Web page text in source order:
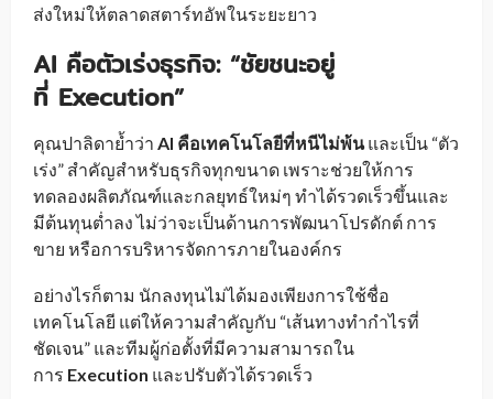
ส่งใหม่ให้ตลาดสตาร์ทอัพในระยะยาว
AI คือตัวเร่งธุรกิจ: “ชัยชนะอยู่
ที่ Execution”
คุณปาลิดาย้ำว่า AI คือเทคโนโลยีที่หนีไม่พ้นและเป็น “ตัว
เร่ง” สำคัญสำหรับธุรกิจทุกขนาด เพราะช่วยให้การ
ทดลองผลิตภัณฑ์และกลยุทธ์ใหม่ๆ ทำได้รวดเร็วขึ้นและ
มีต้นทุนต่ำลง ไม่ว่าจะเป็นด้านการพัฒนาโปรดักต์ การ
ขาย หรือการบริหารจัดการภายในองค์กร
อย่างไรก็ตาม นักลงทุนไม่ได้มองเพียงการใช้ชื่อ
เทคโนโลยี แต่ให้ความสำคัญกับ “เส้นทางทำกำไรที่
ชัดเจน” และทีมผู้ก่อตั้งที่มีความสามารถใน
การ Execution และปรับตัวได้รวดเร็ว